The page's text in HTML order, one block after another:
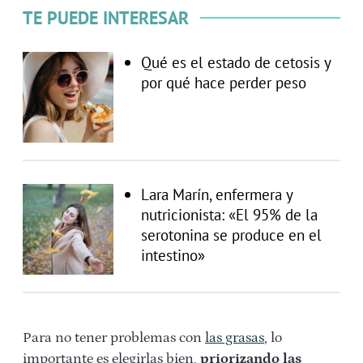
TE PUEDE INTERESAR
Qué es el estado de cetosis y
por qué hace perder peso
Lara Marín, enfermera y
nutricionista: «El 95% de la
serotonina se produce en el
intestino»
Para no tener problemas con las grasas, lo
importante es elegirlas bien, priorizando las